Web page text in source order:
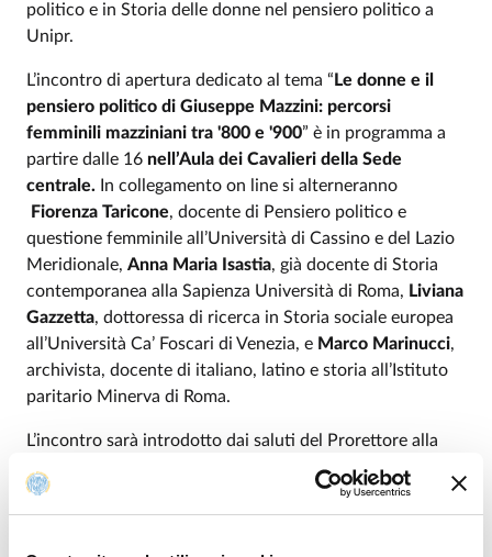
politico e in Storia delle donne nel pensiero politico a
Unipr.
L’incontro di apertura dedicato al tema “ Le donne e il
pensiero politico di Giuseppe Mazzini: percorsi
femminili mazziniani tra '800 e '900” è in programma a
partire dalle 16 nell’Aula dei Cavalieri della Sede
centrale. In collegamento on line si alterneranno
Fiorenza Taricone, docente di Pensiero politico e
questione femminile all’Università di Cassino e del Lazio
Meridionale, Anna Maria Isastia, già docente di Storia
contemporanea alla Sapienza Università di Roma, Liviana
Gazzetta, dottoressa di ricerca in Storia sociale europea
all’Università Ca’ Foscari di Venezia, e Marco Marinucci,
archivista, docente di italiano, latino e storia all’Istituto
paritario Minerva di Roma.
L’incontro sarà introdotto dai saluti del Prorettore alla
Andrea Errera
, docente
di Storia del diritto medievale e moderno all’Università di
Parma,Piergiovanni Genovesi
, docente di Storia